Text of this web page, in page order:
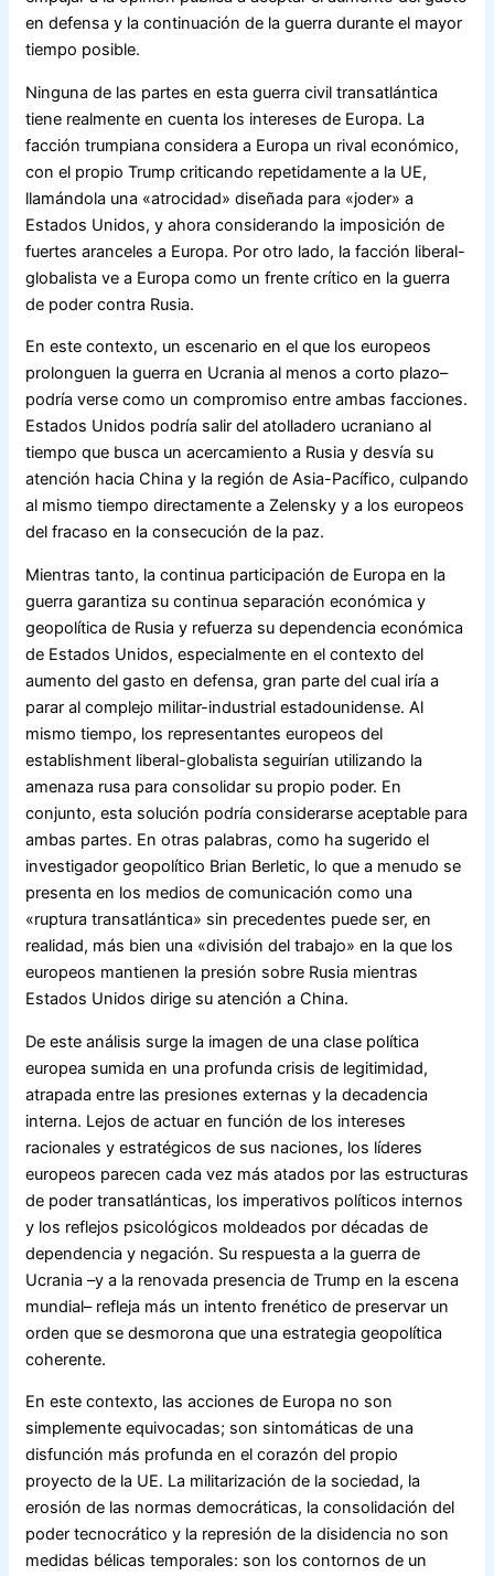
en defensa y la continuación de la guerra durante el mayor
tiempo posible.
Ninguna de las partes en esta guerra civil transatlántica
tiene realmente en cuenta los intereses de Europa. La
facción trumpiana considera a Europa un rival económico,
con el propio Trump criticando repetidamente a la UE,
llamándola una «atrocidad» diseñada para «joder» a
Estados Unidos, y ahora considerando la imposición de
fuertes aranceles a Europa. Por otro lado, la facción liberal-
globalista ve a Europa como un frente crítico en la guerra
de poder contra Rusia.
En este contexto, un escenario en el que los europeos
prolonguen la guerra en Ucrania ­al menos a corto plazo­–
podría verse como un compromiso entre ambas facciones.
Estados Unidos podría salir del atolladero ucraniano al
tiempo que busca un acercamiento a Rusia y desvía su
atención hacia China y la región de Asia-Pacífico, culpando
al mismo tiempo directamente a Zelensky y a los europeos
del fracaso en la consecución de la paz.
Mientras tanto, la continua participación de Europa en la
guerra garantiza su continua separación económica y
geopolítica de Rusia y refuerza su dependencia económica
de Estados Unidos, especialmente en el contexto del
aumento del gasto en defensa, gran parte del cual iría a
parar al complejo militar-industrial estadounidense. Al
mismo tiempo, los representantes europeos del
establishment liberal-globalista seguirían utilizando la
amenaza rusa para consolidar su propio poder. En
conjunto, esta solución podría considerarse aceptable para
ambas partes. En otras palabras, como ha sugerido el
investigador geopolítico Brian Berletic, lo que a menudo se
presenta en los medios de comunicación como una
«ruptura transatlántica» sin precedentes puede ser, en
realidad, más bien una «división del trabajo» en la que los
europeos mantienen la presión sobre Rusia mientras
Estados Unidos dirige su atención a China.
De este análisis surge la imagen de una clase política
europea sumida en una profunda crisis de legitimidad,
atrapada entre las presiones externas y la decadencia
interna. Lejos de actuar en función de los intereses
racionales y estratégicos de sus naciones, los líderes
europeos parecen cada vez más atados por las estructuras
de poder transatlánticas, los imperativos políticos internos
y los reflejos psicológicos moldeados por décadas de
dependencia y negación. Su respuesta a la guerra de
Ucrania –y a la renovada presencia de Trump en la escena
mundial– refleja más un intento frenético de preservar un
orden que se desmorona que una estrategia geopolítica
coherente.
En este contexto, las acciones de Europa no son
simplemente equivocadas; son sintomáticas de una
disfunción más profunda en el corazón del propio
proyecto de la UE. La militarización de la sociedad, la
erosión de las normas democráticas, la consolidación del
poder tecnocrático y la represión de la disidencia no son
medidas bélicas temporales: son los contornos de un